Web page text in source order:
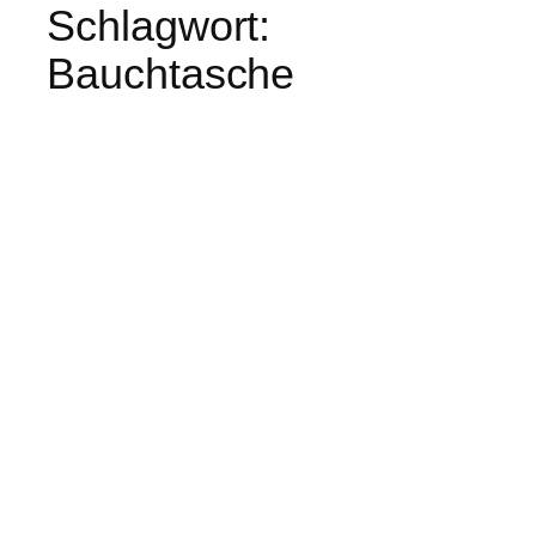
Schlagwort:
Bauchtasche